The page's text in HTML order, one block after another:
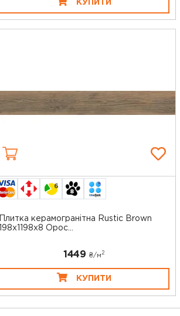
КУПИТИ
6
Плитка керамогранітна Rustic Brown
198x1198x8 Opoc...
1449 ₴/м 2
КУПИТИ